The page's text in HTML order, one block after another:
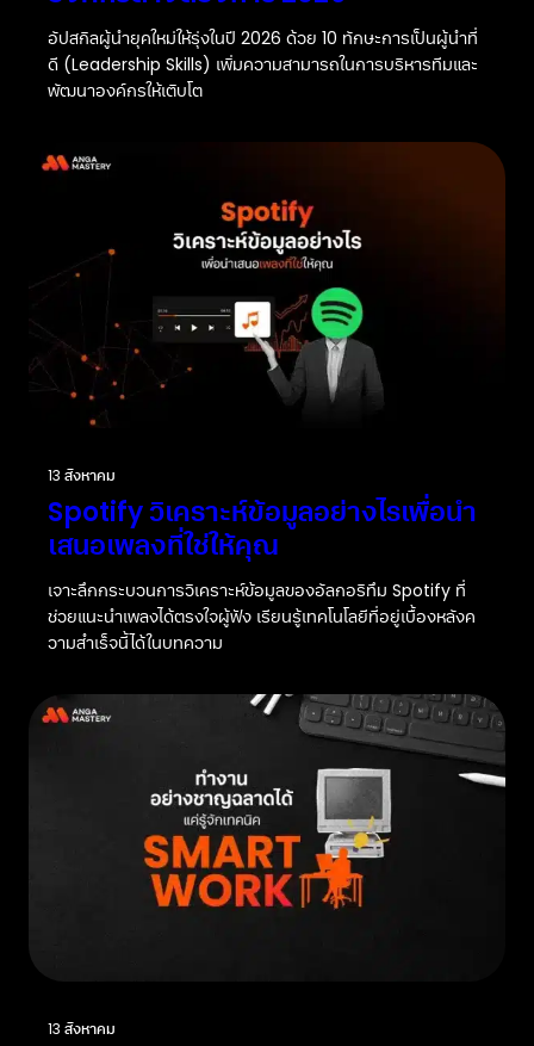
อัปสกิลผู้นำยุคใหม่ให้รุ่งในปี 2026 ด้วย 10 ทักษะการเป็นผู้นำที่
ดี (Leadership Skills) เพิ่มความสามารถในการบริหารทีมและ
พัฒนาองค์กรให้เติบโต
13 สิงหาคม
Spotify วิเคราะห์ข้อมูลอย่างไรเพื่อนำ
เสนอเพลงที่ใช่ให้คุณ
เจาะลึกกระบวนการวิเคราะห์ข้อมูลของอัลกอริทึม Spotify ที่
ช่วยแนะนำเพลงได้ตรงใจผู้ฟัง เรียนรู้เทคโนโลยีที่อยู่เบื้องหลังค
วามสำเร็จนี้ได้ในบทความ
13 สิงหาคม